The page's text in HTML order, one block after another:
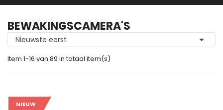
BEWAKINGSCAMERA'S
Nieuwste eerst 
Item 1-16 van 89 in totaal item(s)
NIEUW